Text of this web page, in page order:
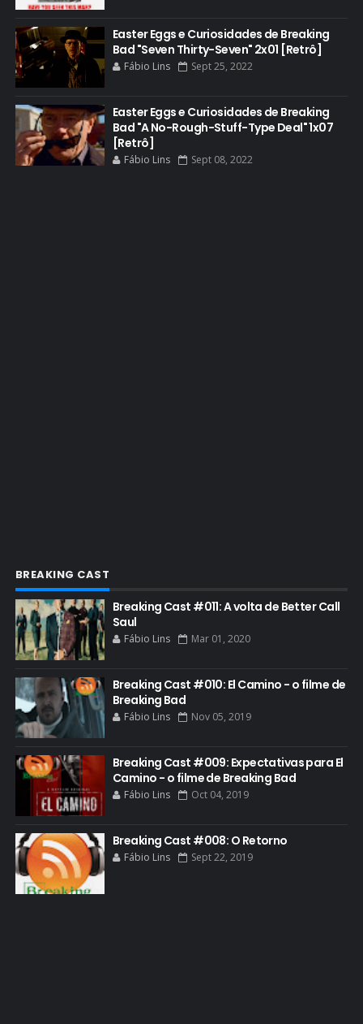
DOS HOMBRES MEZCAL
EASTER EGGS
EDITORIAL
EL CAMINO
ELECTRIC DREAMS
ELENCO 5ª TEMPORADA
FELIZ NATAL
FILME
GIANCARLO ESPOSITO
GOLDEN GLOBE
GRACEPOINT
GUIA DE EPISÓDIOS
GUS FRING
HCATV AWARDS
HCATV AWARDS 2022
HECTOR SALAMANCA
Easter Eggs e Curiosidades de Breaking
Bad "Seven Thirty-Seven" 2x01 [Retrô]
Fábio Lins Sept 25, 2022
Easter Eggs e Curiosidades de Breaking
Bad "A No-Rough-Stuff-Type Deal" 1x07
[Retrô]
Fábio Lins Sept 08, 2022
BREAKING CAST
Breaking Cast #011: A volta de Better Call
Saul
Fábio Lins Mar 01, 2020
Breaking Cast #010: El Camino - o filme de
Breaking Bad
Fábio Lins Nov 05, 2019
Breaking Cast #009: Expectativas para El
Camino - o filme de Breaking Bad
Fábio Lins Oct 04, 2019
Breaking Cast #008: O Retorno
Fábio Lins Sept 22, 2019